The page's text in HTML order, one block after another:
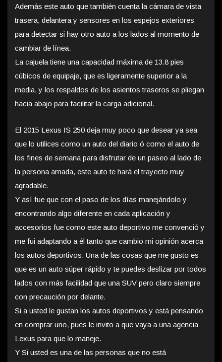
Además este auto que también cuenta la cámara de vista
trasera, delantera y sensores en los espejos exteriores
para detectar si hay otro auto a los lados al momento de
cambiar de línea.
La cajuela tiene una capacidad máxima de 13.8 pies
cúbicos de equipaje, que es ligeramente superior a la
media, y los respaldos de los asientos traseros se pliegan
hacia abajo para facilitar la carga adicional.
El 2015 Lexus IS 250 deja muy poco que desear ya sea
que lo utilices como un auto del diario ó como el auto de
los fines de semana para disfrutar de un paseo al lado de
la persona amada, este auto te hará el trayecto muy
agradable.
Y así fue que con el paso de los días manejándolo y
encontrando algo diferente en cada aplicación y
accesorios fue como este auto deportivo me convenció y
me fui adaptando a él tanto que cambio mi opinión acerca
los autos deportivos. Una de las cosas que me gusto es
que es un auto súper rápido y te puedes deslizar por todos
lados con más facilidad que una SUV pero claro siempre
con precaución por delante.
Si a usted le gustan los autos deportivos y está pensando
en comprar uno, pues le invito a que vaya a una agencia
Lexus para que lo maneje.
Y Si usted es una de las personas que no está